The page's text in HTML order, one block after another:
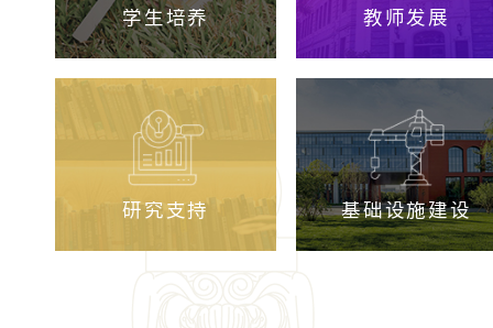
学生培养 教师发展
研究支持 基础设施建设